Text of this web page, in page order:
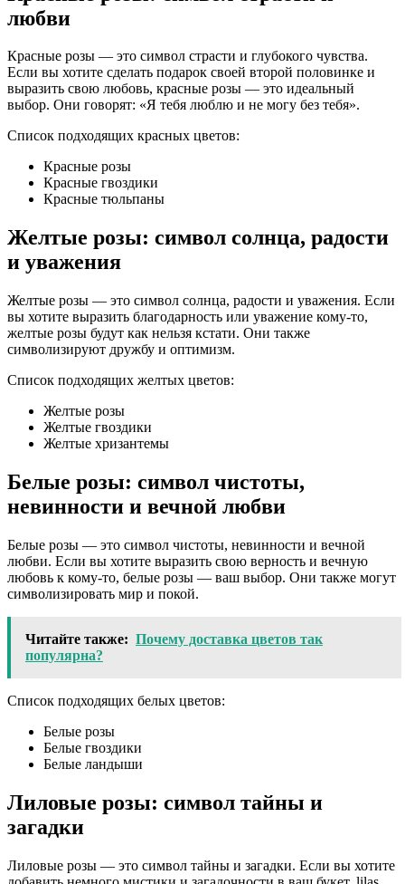
любви
Красные розы — это символ страсти и глубокого чувства.
Если вы хотите сделать подарок своей второй половинке и
выразить свою любовь, красные розы — это идеальный
выбор. Они говорят: «Я тебя люблю и не могу без тебя».
Список подходящих красных цветов:
Красные розы
Красные гвоздики
Красные тюльпаны
Желтые розы: символ солнца, радости
и уважения
Желтые розы — это символ солнца, радости и уважения. Если
вы хотите выразить благодарность или уважение кому-то,
желтые розы будут как нельзя кстати. Они также
символизируют дружбу и оптимизм.
Список подходящих желтых цветов:
Желтые розы
Желтые гвоздики
Желтые хризантемы
Белые розы: символ чистоты,
невинности и вечной любви
Белые розы — это символ чистоты, невинности и вечной
любви. Если вы хотите выразить свою верность и вечную
любовь к кому-то, белые розы — ваш выбор. Они также могут
символизировать мир и покой.
Читайте также: Почему доставка цветов так
популярна?
Список подходящих белых цветов:
Белые розы
Белые гвоздики
Белые ландыши
Лиловые розы: символ тайны и
загадки
Лиловые розы — это символ тайны и загадки. Если вы хотите